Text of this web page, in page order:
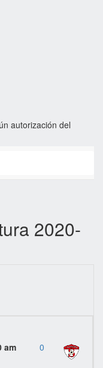
autorización del
2020-
am
0